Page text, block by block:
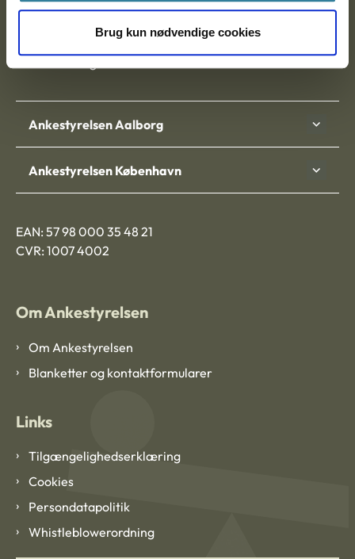
Brug kun nødvendige cookies
Postadresse:
Ankestyrelsen Aalborg
Ankestyrelsen København
EAN: 57 98 000 35 48 21
CVR: 1007 4002
Om Ankestyrelsen
Om Ankestyrelsen
Blanketter og kontaktformularer
Links
Tilgængelighedserklæring
Cookies
Persondatapolitik
Whistleblowerordning